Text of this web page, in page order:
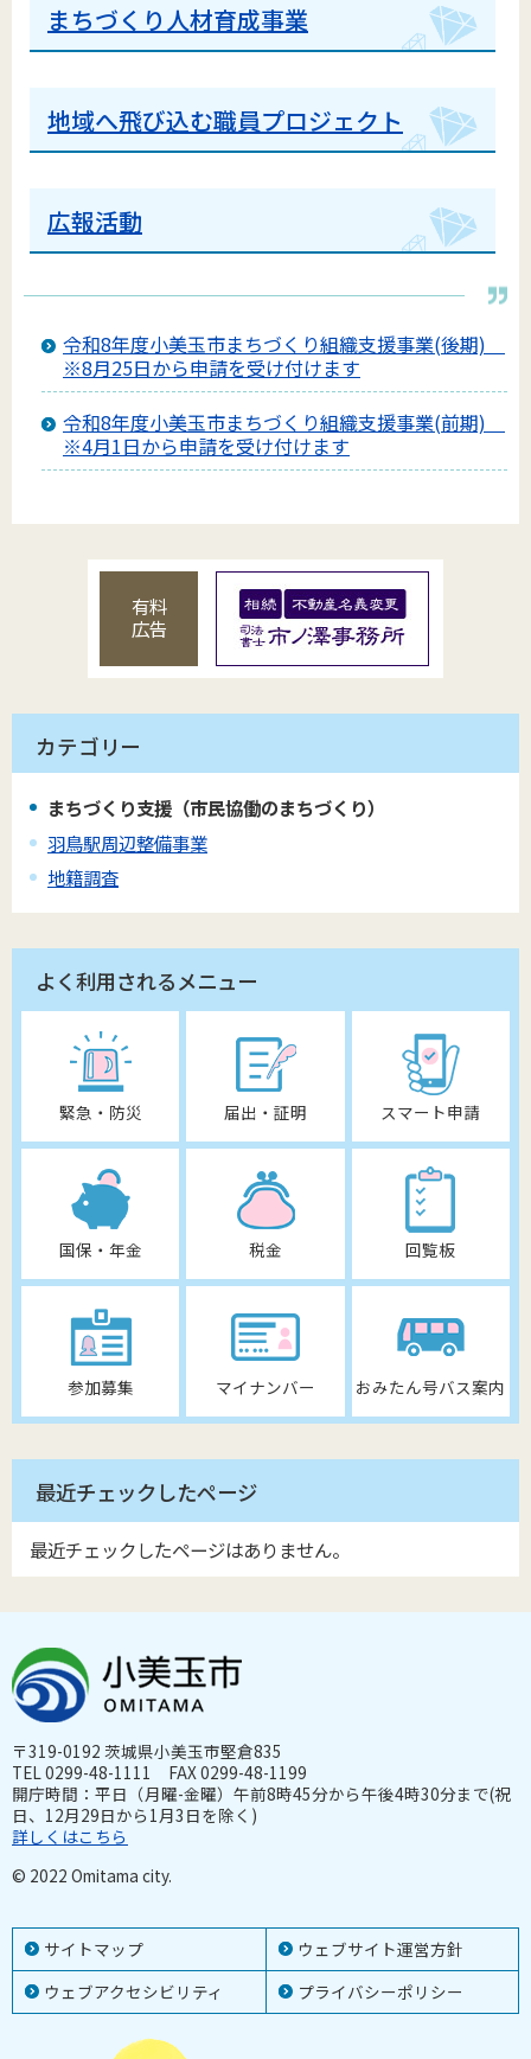
まちづくり人材育成事業
地域へ飛び込む職員プロジェクト
広報活動
令和8年度小美玉市まちづくり組織支援事業(後期)
※8月25日から申請を受け付けます
令和8年度小美玉市まちづくり組織支援事業(前期)
※4月1日から申請を受け付けます
有料
広告
カテゴリー
まちづくり支援（市民協働のまちづくり）
羽鳥駅周辺整備事業
地籍調査
よく利用されるメニュー
緊急・防災 届出・証明 スマート申請
国保・年金 税金 回覧板
参加募集 マイナンバー おみたん号バス案内
最近チェックしたページ
最近チェックしたページはありません。
サイトマップ
ウェブサイト運営方針
ウェブアクセシビリティ
プライバシーポリシー
〒319-0192 茨城県小美玉市堅倉835
TEL 0299-48-1111 FAX 0299-48-1199
開庁時間：平日（月曜-金曜）午前8時45分から午後4時30分まで(祝
日、12月29日から1月3日を除く)
詳しくはこちら
© 2022 Omitama city.